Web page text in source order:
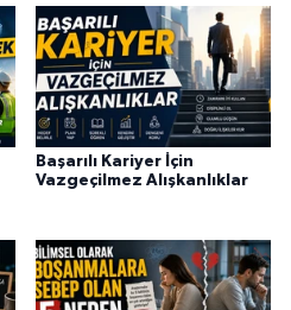
Başarılı Kariyer İçin
Vazgeçilmez Alışkanlıklar